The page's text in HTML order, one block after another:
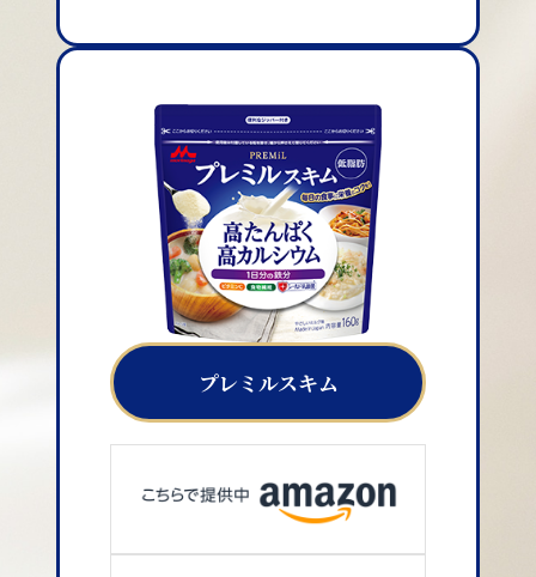
プレミルスキム